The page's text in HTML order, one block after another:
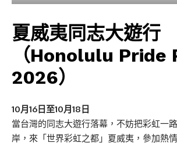
夏威夷同志大遊行
（Honolulu Pride
2026）
10月16日至10月18日
當台灣的同志大遊行落幕，不妨把彩虹一
岸，來「世界彩虹之都」夏威夷，參加熱